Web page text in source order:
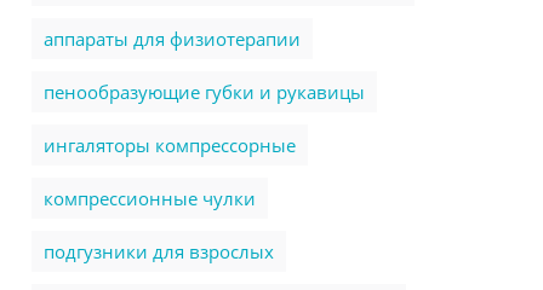
аппараты для физиотерапии
пенообразующие губки и рукавицы
ингаляторы компрессорные
компрессионные чулки
подгузники для взрослых